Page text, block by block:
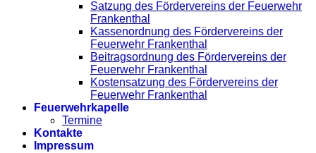
Satzung des Fördervereins der Feuerwehr
Frankenthal
Kassenordnung des Fördervereins der
Feuerwehr Frankenthal
Beitragsordnung des Fördervereins der
Feuerwehr Frankenthal
Kostensatzung des Fördervereins der
Feuerwehr Frankenthal
Feuerwehrkapelle
Termine
Kontakte
Impressum